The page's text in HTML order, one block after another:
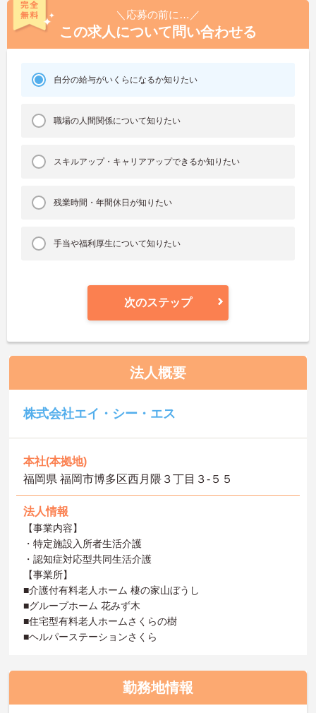
＼応募の前に…／
この求人について問い合わせる
自分の給与がいくらになるか知りたい
職場の人間関係について知りたい
スキルアップ・キャリアアップできるか知りたい
残業時間・年間休日が知りたい
手当や福利厚生について知りたい
次のステップ
法人概要
株式会社エイ・シー・エス
本社(本拠地)
福岡県 福岡市博多区西月隈３丁目３-５５
法人情報
【事業内容】
・特定施設入所者生活介護
・認知症対応型共同生活介護
【事業所】
■介護付有料老人ホーム 棲の家山ぼうし
■グループホーム 花みず木
■住宅型有料老人ホームさくらの樹
■ヘルパーステーションさくら
勤務地情報